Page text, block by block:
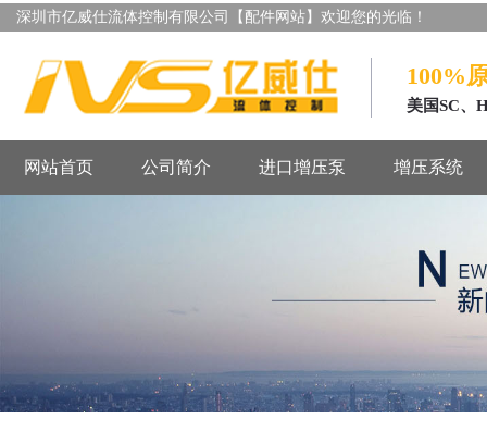
深圳市亿威仕流体控制有限公司【配件网站】欢迎您的光临！
100%
美国SC、
网站首页 公司简介 进口增压泵 增压系统